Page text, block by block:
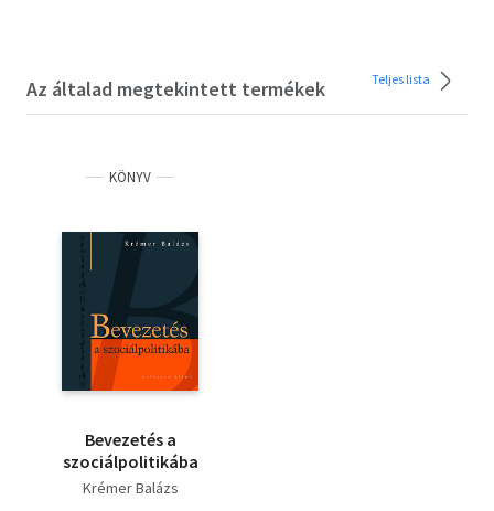
Az általad megtekintett termékek Teljes lista
KÖNYV
Bevezetés a
szociálpolitikába
Krémer Balázs